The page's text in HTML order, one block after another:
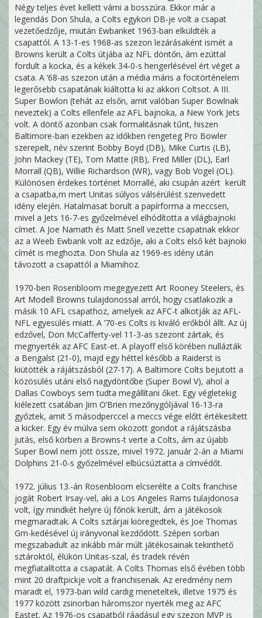
Négy teljes évet kellett várni a bosszúra. Ekkor már a
legendás Don Shula, a Colts egykori DB-je volt a csapat
vezetőedzője, miután Ewbanket 1963-ban elküldték a
csapattól. A 13-1-es 1968-as szezon lezárásaként ismét a
Browns került a Colts útjába az NFL döntőn, ám ezúttal
fordult a kocka, és a kékek 34-0-s hengerlésével ért véget a
csata. A ’68-as szezon után a média máris a focitörténelem
legerősebb csapatának kiáltotta ki az akkori Coltsot. A III.
Super Bowlon (tehát az elsőn, amit valóban Super Bowlnak
neveztek) a Colts ellenfele az AFL bajnoka, a New York Jets
volt. A döntő azonban csak formalitásnak tűnt, hiszen
Baltimore-ban ezekben az időkben rengeteg Pro Bowler
szerepelt, név szerint Bobby Boyd (DB), Mike Curtis (LB),
John Mackey (TE), Tom Matte (RB), Fred Miller (DL), Earl
Morrall (QB), Willie Richardson (WR), vagy Bob Vogel (OL).
Különösen érdekes történet Morrallé, aki csupán azért került
a csapatba,m mert Unitas súlyos válsérülést szenvedett
idény elején. Hatalmasat borult a papírforma a meccsen,
mivel a Jets 16-7-es győzelmével elhódította a világbajnoki
címet. A Joe Namath és Matt Snell vezette csapatnak ekkor
az a Weeb Ewbank volt az edzője, aki a Colts első két bajnoki
címét is meghozta. Don Shula az 1969-es idény után
távozott a csapattól a Miamihoz.
1970-ben Rosenbloom megegyezett Art Rooney Steelers, és
Art Modell Browns tulajdonossal arról, hogy csatlakozik a
másik 10 AFL csapathoz, amelyek az AFC-t alkotják az AFL-
NFL egyesülés miatt. A ’70-es Colts is kiváló erőkból állt. Az új
edzővel, Don McCafferty-vel 11-3-as szezont zártak, és
megnyerték az AFC East-et. A playoff első körében nullázták
a Bengalst (21-0), majd egy héttel később a Raiderst is
kiütötték a rájátszásból (27-17). A Baltimore Colts bejutott a
közösülés utáni első nagydöntőbe (Super Bowl V), ahol a
Dallas Cowboys sem tudta megállítani őket. Egy végletekig
kiélezett csatában Jim O’Brien mezőnygóljával 16-13-ra
győztek, amit 5 másodperccel a meccs vége előtt értékesített
a kicker. Egy év múlva sem okozott gondot a rájátszásba
jutás, első körben a Browns-t verte a Colts, ám az újabb
Super Bowl nem jött össze, mivel 1972. január 2-án a Miami
Dolphins 21-0-s győzelmével elbúcsúztatta a címvédőt.
1972. július 13.-án Rosenbloom elcserélte a Colts franchise
jogát Robert Irsay-vel, aki a Los Angeles Rams tulajdonosa
volt, így mindkét helyre új főnök került, ám a játékosok
megmaradtak. A Colts sztárjai kiöregedtek, és Joe Thomas
Gm-kedésével új irányvonal kezdődött. Szépen sorban
megszabadult az inkább már múlt játékosainak tekinthető
sztároktól, élükön Unitas-szal, és tradek révén
megfiatalította a csapatát. A Colts Thomas első évében több
mint 20 draftpickje volt a franchisenak. Az eredmény nem
maradt el, 1973-ban wild cardig meneteltek, illetve 1975 és
1977 között zsinorban háromszor nyerték meg az AFC
Eastet. Az 1976-os csapatból ráadásul egy szezon MVP is